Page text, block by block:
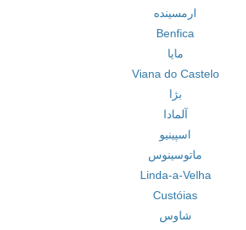
ارمسینده
Benfica
مایا
Viana do Castelo
بژا
آلمادا
اسپینیو
ماتوسینوس
Linda-a-Velha
Custóias
شاوس